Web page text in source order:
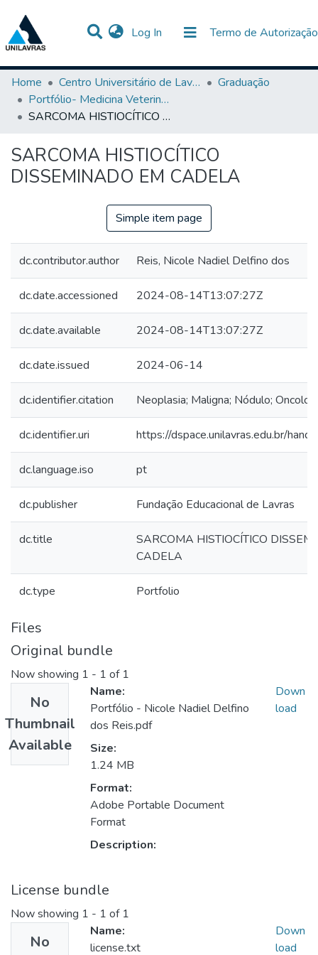
Log In (current) Termo de Autorização
Communities & Collections
Statistics
All of DSpace
Home
Centro Universitário de Lavras-UNILAVRAS
Graduação
Portfólio- Medicina Veterinária
SARCOMA HISTIOCÍTICO DISSEMINADO EM CADELA
SARCOMA HISTIOCÍTICO
DISSEMINADO EM CADELA
Simple item page
dc.contributor.author Reis, Nicole Nadiel Delfino dos
dc.date.accessioned 2024-08-14T13:07:27Z
dc.date.available 2024-08-14T13:07:27Z
dc.date.issued 2024-06-14
dc.identifier.citation Neoplasia; Maligna; Nódulo;
dc.identifier.uri https://dspace.unilavras.edu.br/
dc.language.iso pt
dc.publisher Fundação Educacional de Lavras
dc.title
SARCOMA HISTIOCÍTICO
CADELA
dc.type Portfolio
Files
Original bundle
Now showing 1 - 1 of 1
No
Thumbnail
Available
Name:
Portfólio - Nicole Nadiel Delfino
dos Reis.pdf
Size:
1.24 MB
Format:
Adobe Portable Document
Format
Description:
Down
load
License bundle
Now showing 1 - 1 of 1
No
Name:
license.txt
Down
load